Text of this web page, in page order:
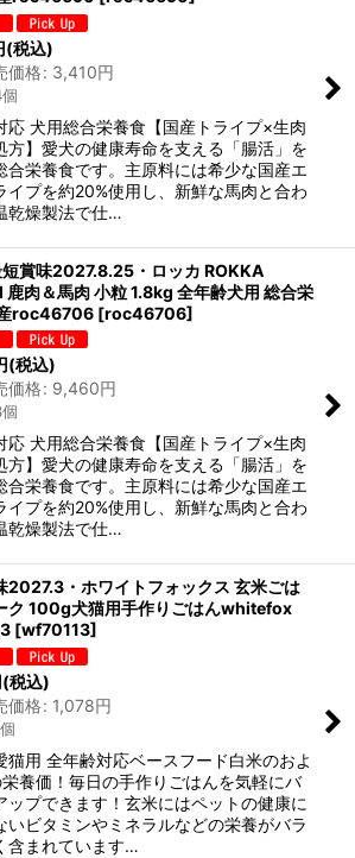
(税込)
価格: 3,410円
応 犬用総合栄養食【国産トライプ×生肉
方】愛犬の健康寿命を支える「腸活」を
合栄養食です。主原料には希少な国産エ
イプを約20%使用し、新鮮な馬肉と合わ
乾燥製法で仕…
賞味2027.8.25・ロッカ ROKKA
鹿肉＆馬肉 小粒 1.8kg 全年齢犬用 総合栄
roc46706 [roc46706]
(税込)
価格: 9,460円
応 犬用総合栄養食【国産トライプ×生肉
方】愛犬の健康寿命を支える「腸活」を
合栄養食です。主原料には希少な国産エ
イプを約20%使用し、新鮮な馬肉と合わ
乾燥製法で仕…
2027.3・ホワイトフォックス 玄米ごは
ク 100g犬猫用手作りごはんwhitefox
[wf70113]
(税込)
価格: 1,078円
猫用 全年齢対応ベースフード白米のおよ
養価！毎日の手作りごはんを気軽にバ
ップできます！玄米にはペットの健康に
いビタミンやミネラルなどの栄養がバラ
含まれています…